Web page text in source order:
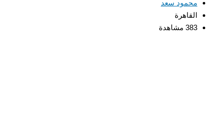
محمود سعد
القاهرة
383 مشاهدة